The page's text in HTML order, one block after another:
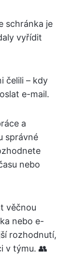
schránka je
vyřídit
čelili – kdy
e-mail.
a
správné
nebo
věčnou
nebo e-
rozhodnutí,
v týmu. 👥